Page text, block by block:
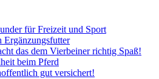
für Freizeit und Sport
Ergänzungsfutter
das dem Vierbeiner richtig Spaß!
beim Pferd
gut versichert!